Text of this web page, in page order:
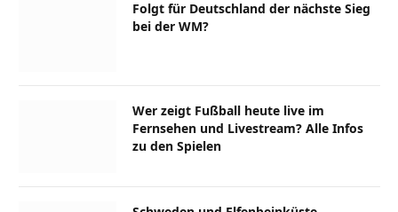
Folgt für Deutschland der nächste Sieg
bei der WM?
Wer zeigt Fußball heute live im
Fernsehen und Livestream? Alle Infos
zu den Spielen